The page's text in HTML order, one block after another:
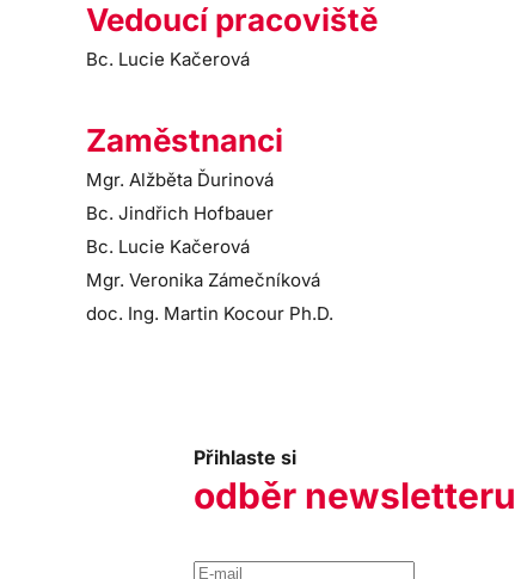
Vedoucí pracoviště
Bc. Lucie Kačerová
Zaměstnanci
Mgr. Alžběta Ďurinová
Bc. Jindřich Hofbauer
Bc. Lucie Kačerová
Mgr. Veronika Zámečníková
doc. Ing. Martin Kocour Ph.D.
Přihlaste si
odběr newsletteru